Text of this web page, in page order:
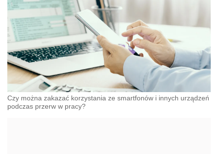
Czy można zakazać korzystania ze smartfonów i innych urządzeń
podczas przerw w pracy?